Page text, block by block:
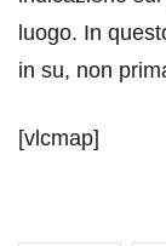
luogo. In
in su, non
[vlcmap]